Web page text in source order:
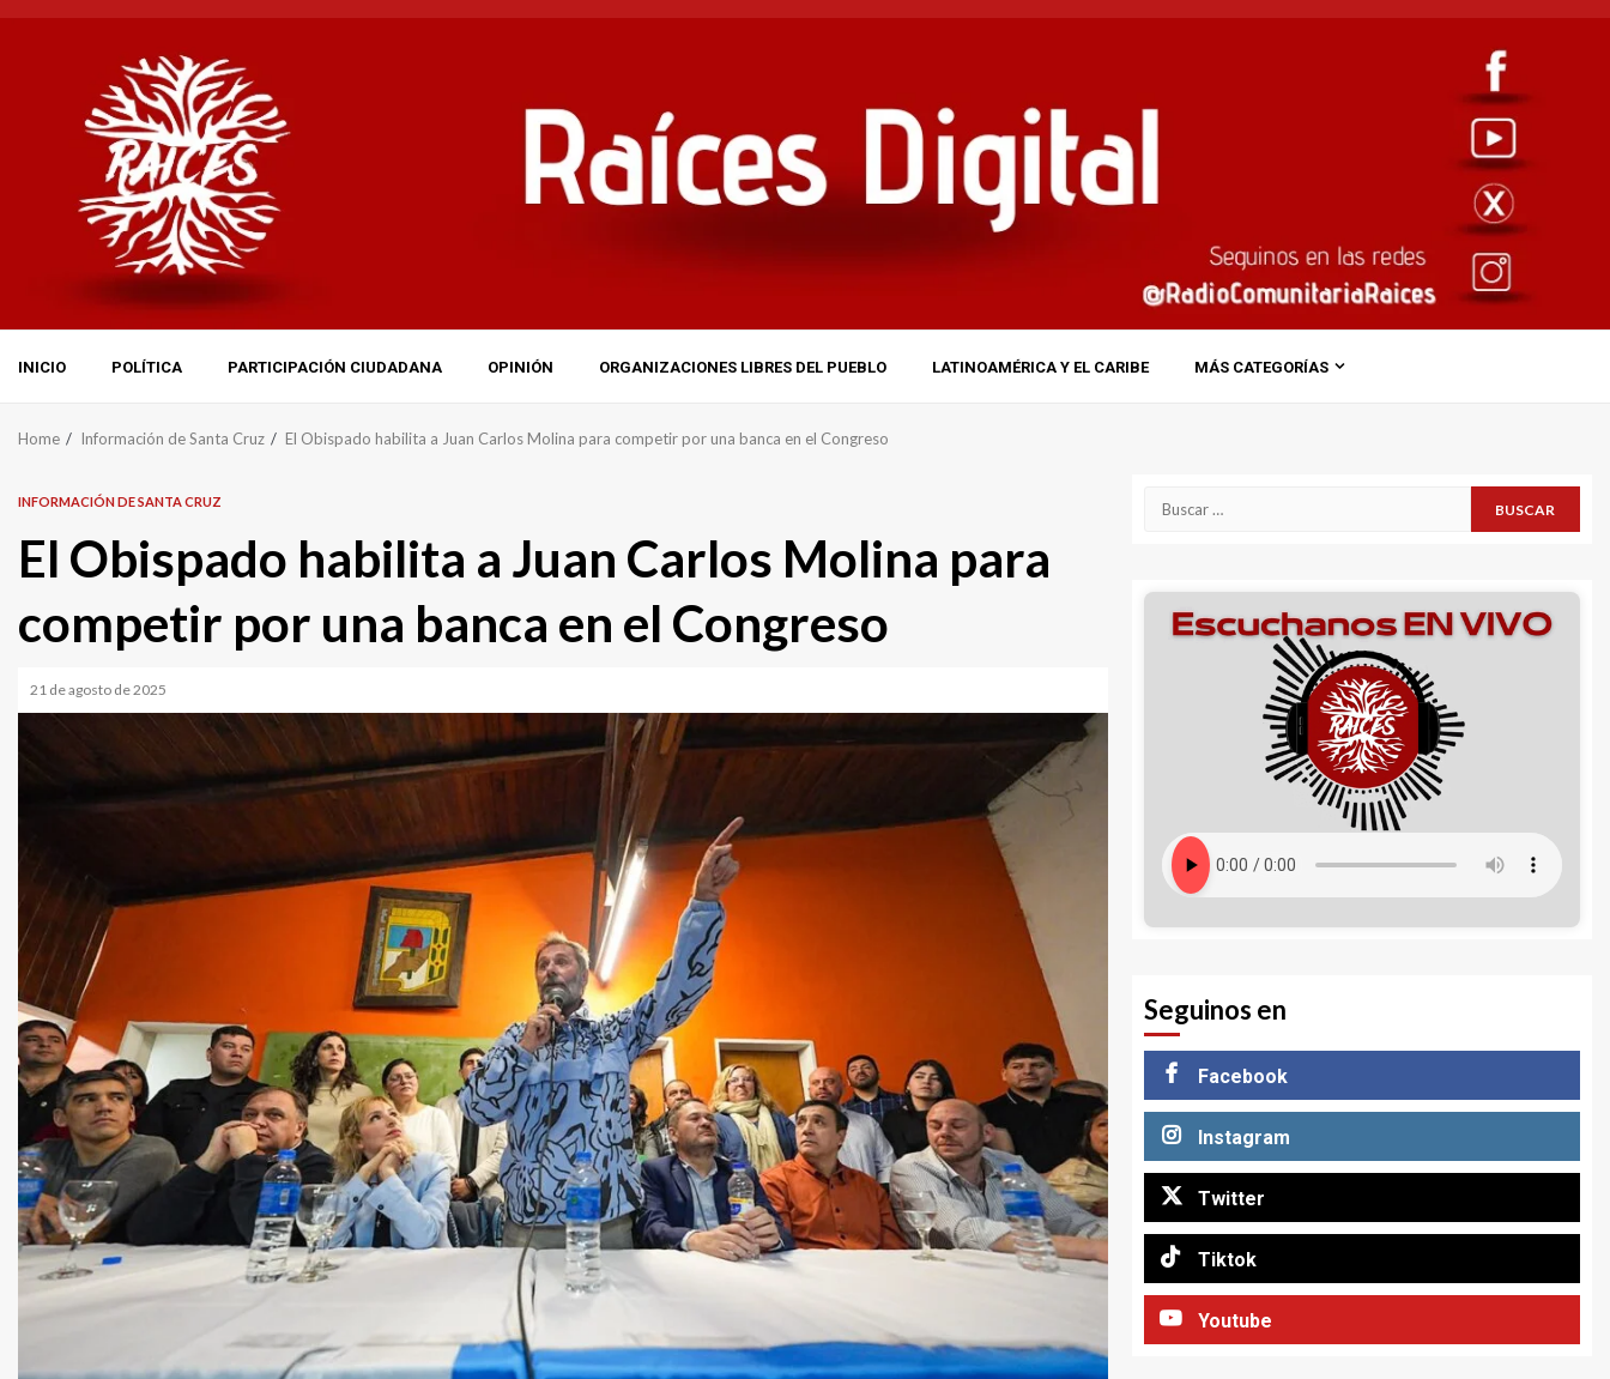
INICIO POLÍTICA PARTICIPACIÓN CIUDADANA OPINIÓN ORGANIZACIONES LIBRES DEL PUEBLO LATINOAMÉRICA Y EL CARIBE MÁS CATEGORÍAS
Home Información de Santa Cruz El Obispado habilita a Juan Carlos Molina para competir por una banca en el Congreso
INFORMACIÓN DE SANTA CRUZ
El Obispado habilita a Juan Carlos Molina para
competir por una banca en el Congreso
21 de agosto de 2025
Buscar:
Seguinos en
Facebook
Instagram
Twitter
Tiktok
Youtube